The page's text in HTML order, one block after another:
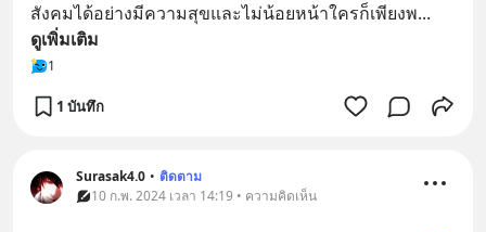
สังคมได้อย่างมีความสุขและไม่น้อยหน้าใครก็เพียงพ...
ดูเพิ่มเติม
1
1 บันทึก
Surasak4.0 • ติดตาม
10 ก.พ. 2024 เวลา 14:19 • ความคิดเห็น